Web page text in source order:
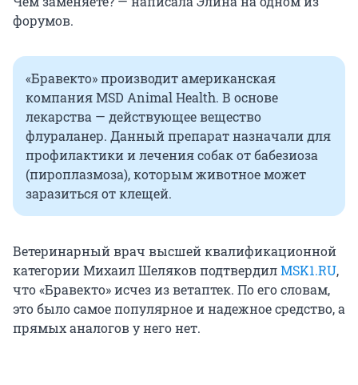
форумов.
«Бравекто» производит американская
компания MSD Animal Health. В основе
лекарства — действующее вещество
флураланер. Данный препарат назначали для
профилактики и лечения собак от бабезиоза
(пироплазмоза), которым животное может
заразиться от клещей.
Ветеринарный врач высшей квалификационной
категории Михаил Шеляков подтвердилMSK1.RU,
что «Бравекто» исчез из ветаптек. По его словам,
это было самое популярное и надежное средство, а
прямых аналогов у него нет.